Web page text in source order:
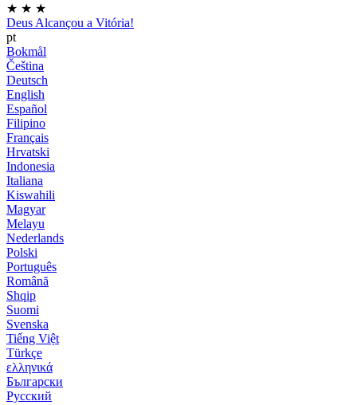
★ ★ ★
Deus Alcançou a Vitória!
pt
Bokmål
Čeština
Deutsch
English
Español
Filipino
Français
Hrvatski
Indonesia
Italiana
Kiswahili
Magyar
Melayu
Nederlands
Polski
Português
Română
Shqip
Suomi
Svenska
Tiếng Việt
Türkçe
ελληνικά
Български
Русский